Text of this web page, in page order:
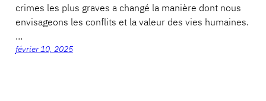
crimes les plus graves a changé la manière dont nous
envisageons les conflits et la valeur des vies humaines.
…
février 10, 2025